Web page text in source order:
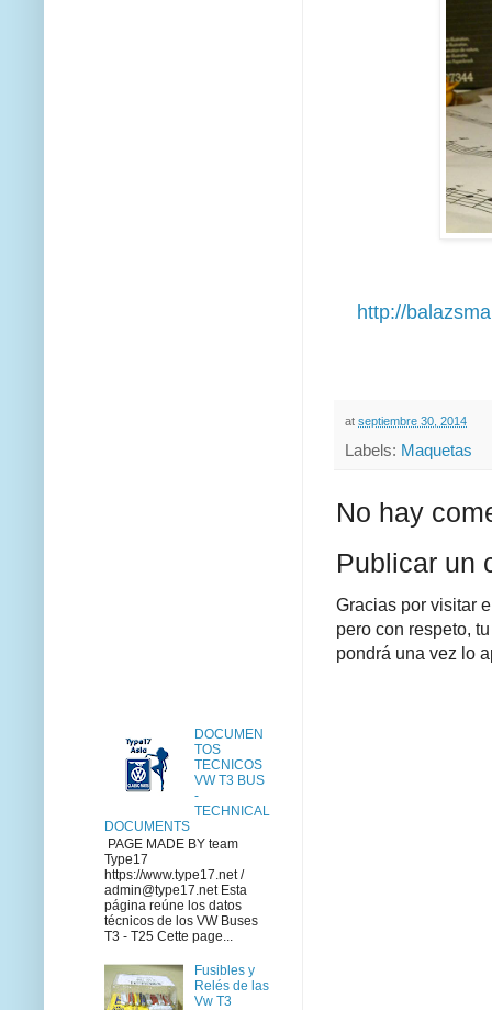
http://
at septiembre 30, 2014
Labels: Maquetas
No hay
Publicar un
Gracias por visitar
pero con respeto,
pondrá una vez lo
DOCUMEN
TOS
TECNICOS
VW T3 BUS
-
TECHNICAL
DOCUMENTS
PAGE MADE BY team
Type17
https://www.type17.net /
admin@type17.net Esta
página reúne los datos
técnicos de los VW Buses
T3 - T25 Cette page...
Fusibles y
Relés de las
Vw T3